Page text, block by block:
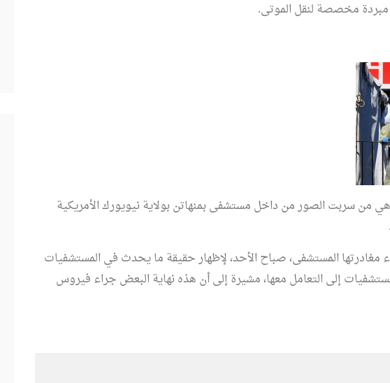
مخصصة لنقل الموتى.
من ممرضة تبلغ من العمر 38 عاما هي من سربت الصور من داخل مستشفى بمنهاتن بولاية نيويورك الأمريكية
مغادرتها المستشفى، صباح الأحد، لإظهار حقيقة ما يحدث في المستشفيات
إلى التعامل معها، مشيرة إلى أن هذه نهاية البعض جراء فيروس